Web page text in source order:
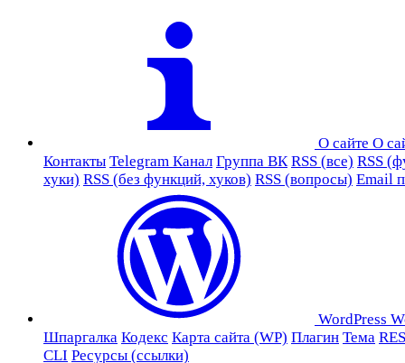
О сайте О
Контакты Telegram Канал Группа ВК RSS (все) RSS
хуки) RSS (без функций, хуков) RSS (вопросы) Email
WordPress
Шпаргалка Кодекс Карта сайта (WP) Плагин Тема
CLI Ресурсы (ссылки)